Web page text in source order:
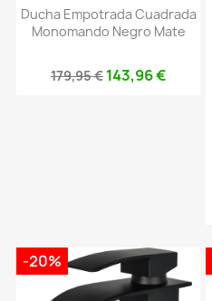
Ducha Empotrada Cuadrada
Monomando Negro Mate
179,95 € 143,96 €
-20%